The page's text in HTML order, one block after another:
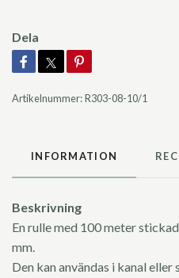
Dela
Artikelnummer:R303-08-10/1
INFORMATION
Beskrivning
En rulle med 100 meter
mm.
Den kan användas i kanal